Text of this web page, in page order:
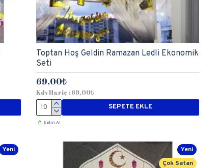
Toptan Hoş Geldin Ramazan Ledli Ekonomik
Seti
69,00₺
Kdv Hariç : 69,00₺
SEPETE EKLE
Satın Al
Yeni
Yeni
Çok Satan